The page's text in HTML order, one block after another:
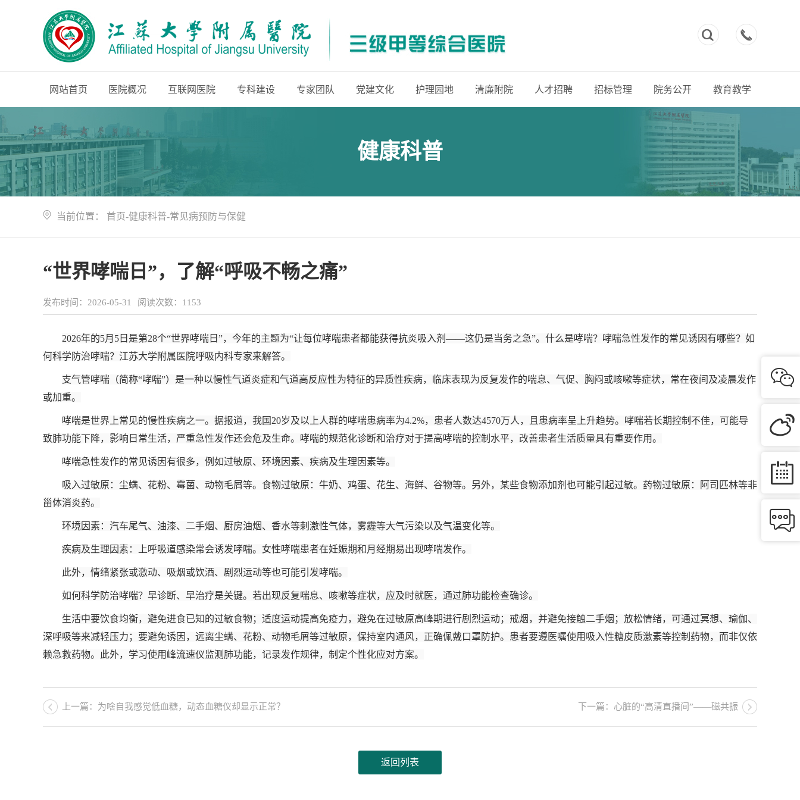

 
网站首页 医院概况 互联网医院 专科建设 专家团队 党建文化 护理园地 清廉附院 人才招聘 招标管理 院务公开 教育教学
健康科普
当前位置： 首页-健康科普-常见病预防与保健
“世界哮喘日”，了解“呼吸不畅之痛”
发布时间：2026-05-31 阅读次数： 1153
2026年的5月5日是第28个“世界哮喘日”，今年的主题为“让每位哮喘患者都能获得抗炎吸入剂——这仍是当务之急”。什么是哮喘？哮喘急性发作的常见诱因有哪些？如
何科学防治哮喘？江苏大学附属医院呼吸内科专家来解答。
支气管哮喘（简称“哮喘”）是一种以慢性气道炎症和气道高反应性为特征的异质性疾病，临床表现为反复发作的喘息、气促、胸闷或咳嗽等症状，常在夜间及凌晨发作
或加重。
哮喘是世界上常见的慢性疾病之一。据报道，我国20岁及以上人群的哮喘患病率为4.2%，患者人数达4570万人，且患病率呈上升趋势。哮喘若长期控制不佳，可能导
致肺功能下降，影响日常生活，严重急性发作还会危及生命。哮喘的规范化诊断和治疗对于提高哮喘的控制水平，改善患者生活质量具有重要作用。
哮喘急性发作的常见诱因有很多，例如过敏原、环境因素、疾病及生理因素等。
吸入过敏原：尘螨、花粉、霉菌、动物毛屑等。食物过敏原：牛奶、鸡蛋、花生、海鲜、谷物等。另外，某些食物添加剂也可能引起过敏。药物过敏原：阿司匹林等非
甾体消炎药。
环境因素：汽车尾气、油漆、二手烟、厨房油烟、香水等刺激性气体，雾霾等大气污染以及气温变化等。
疾病及生理因素：上呼吸道感染常会诱发哮喘。女性哮喘患者在妊娠期和月经期易出现哮喘发作。
此外，情绪紧张或激动、吸烟或饮酒、剧烈运动等也可能引发哮喘。
如何科学防治哮喘？早诊断、早治疗是关键。若出现反复喘息、咳嗽等症状，应及时就医，通过肺功能检查确诊。
生活中要饮食均衡，避免进食已知的过敏食物；适度运动提高免疫力，避免在过敏原高峰期进行剧烈运动；戒烟，并避免接触二手烟；放松情绪，可通过冥想、瑜伽、
深呼吸等来减轻压力；要避免诱因，远离尘螨、花粉、动物毛屑等过敏原，保持室内通风，正确佩戴口罩防护。患者要遵医嘱使用吸入性糖皮质激素等控制药物，而非仅依
赖急救药物。此外，学习使用峰流速仪监测肺功能，记录发作规律，制定个性化应对方案。
上一篇：为啥自我感觉低血糖，动态血糖仪却显示正常？ 下一篇：心脏的“高清直播间”——磁共振
返回列表



